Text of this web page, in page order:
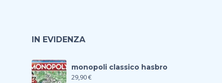
IN EVIDENZA
monopoli classico hasbro
29,90€